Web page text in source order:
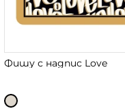
Фишу с надпис Love